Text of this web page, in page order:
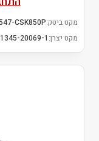
מקט ביטק:CSK850P
מקט יצרן: 20069-1